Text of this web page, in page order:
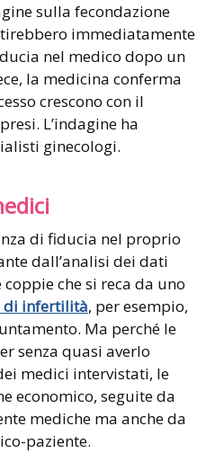
sulla fecondazione
immediatamente
nel medico dopo un
la medicina conferma
crescono con il
L’indagine ha
ginecologi.
di fiducia nel proprio
dall’analisi dei dati
che si reca da uno
di infertilità, per esempio,
Ma perché le
senza quasi averlo
medici intervistati, le
economico, seguite da
mediche ma anche da
paziente.